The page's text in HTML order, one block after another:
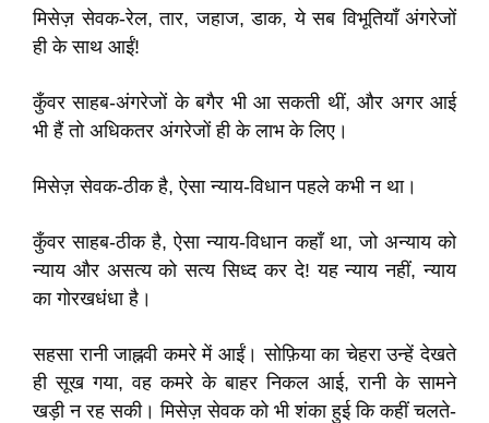
मिसेज़ सेवक-रेल, तार, जहाज, डाक, ये सब विभूतियाँ अंगरेजों
ही के साथ आईं!
कुँवर साहब-अंगरेजों के बगैर भी आ सकती थीं, और अगर आई
भी हैं तो अधिकतर अंगरेजों ही के लाभ के लिए।
मिसेज़ सेवक-ठीक है, ऐसा न्याय-विधान पहले कभी न था।
कुँवर साहब-ठीक है, ऐसा न्याय-विधान कहाँ था, जो अन्याय को
न्याय और असत्य को सत्य सिध्द कर दे! यह न्याय नहीं, न्याय
का गोरखधंधा है।
सहसा रानी जाह्नवी कमरे में आईं। सोफ़िया का चेहरा उन्हें देखते
ही सूख गया, वह कमरे के बाहर निकल आई, रानी के सामने
खड़ी न रह सकी। मिसेज़ सेवक को भी शंका हुई कि कहीं चलते-